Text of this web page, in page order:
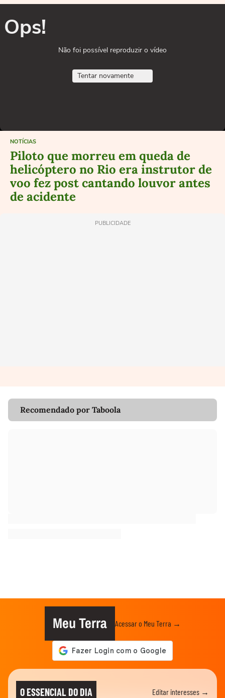
Ops!
Não foi possível reproduzir o vídeo
Tentar novamente
NOTÍCIAS
Piloto que morreu em queda de
helicóptero no Rio era instrutor de
voo fez post cantando louvor antes
de acidente
PUBLICIDADE
Recomendado por Taboola
Meu Terra Acessar o Meu Terra →
O ESSENCIAL DO DIA Editar interesses →